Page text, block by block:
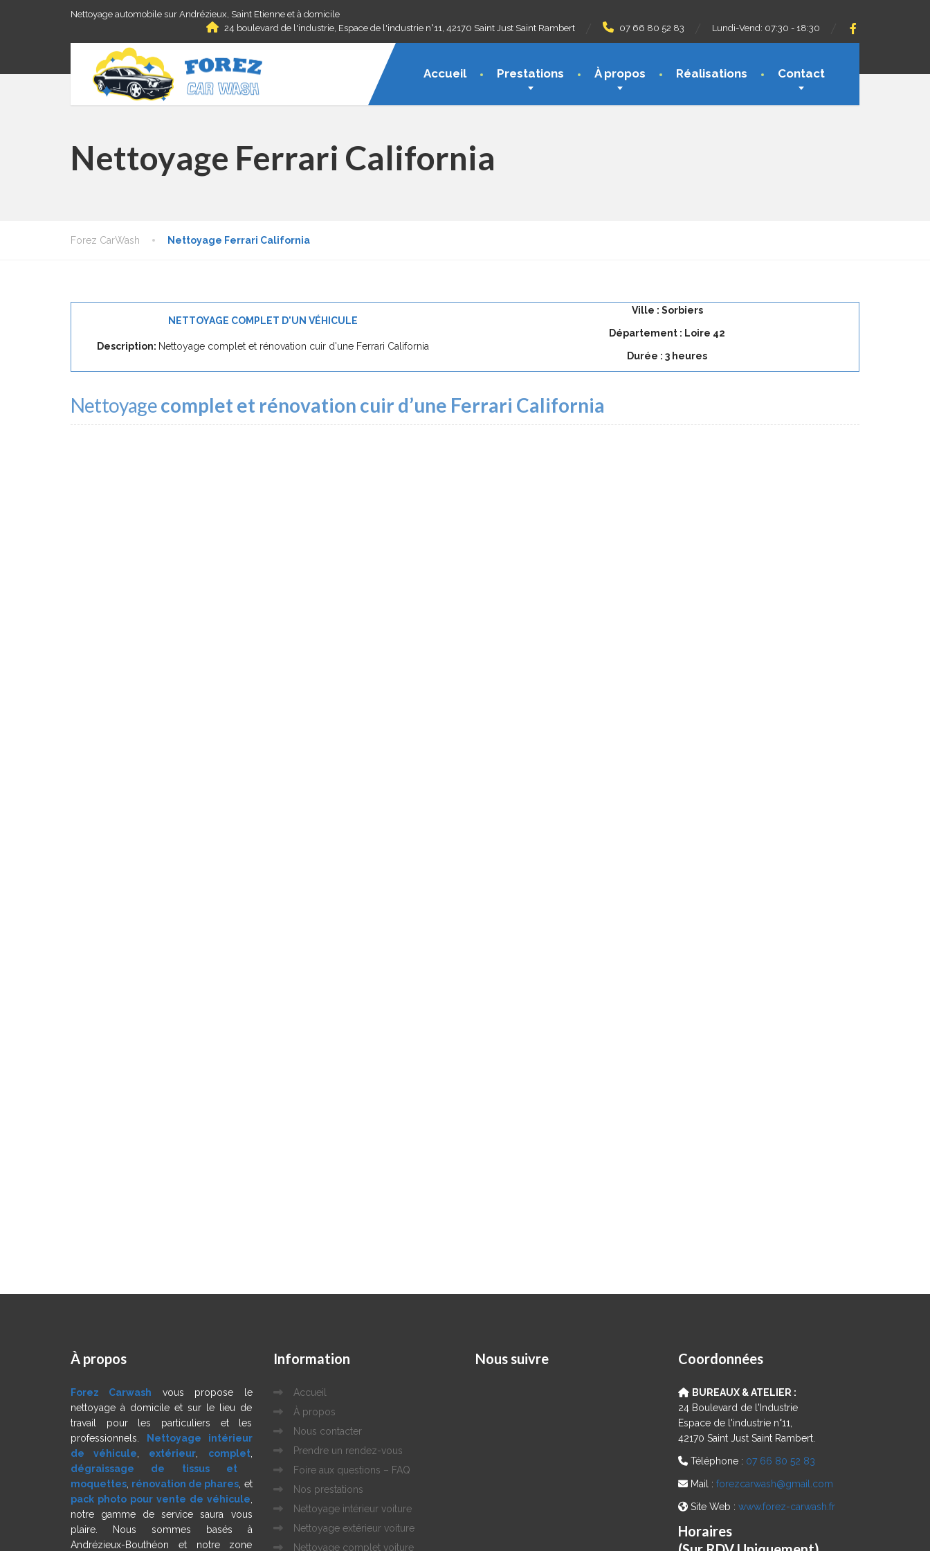
Nettoyage automobile sur Andrézieux, Saint Etienne et à domicile
24 boulevard de l'industrie, Espace de l'industrie n°11, 42170 Saint Just Saint Rambert
07 66 80 52 83 Lundi-Vend: 07:30 - 18:30
Accueil Prestations À propos Réalisations Contact
Nettoyage Ferrari California
Forez CarWash Nettoyage Ferrari California
NETTOYAGE COMPLET D'UN VÉHICULE
Description: Nettoyage complet et rénovation cuir d'une Ferrari California
Ville : Sorbiers
Département : Loire 42
Durée : 3 heures
Nettoyagecomplet et rénovation cuir d’une Ferrari California
À propos
Forez Carwash vous propose le
nettoyage à domicile et sur le lieu de
travail pour les particuliers et les
professionnels.
Nettoyage intérieur
de véhicule
extérieur complet,
dégraissage de tissus et
moquettes rénovation de phares , et
pack photo pour vente de véhicule
notre gamme de service saura vous
plaire. Nous sommes basés à
Andrézieux-Bouthéon et notre zone
Information
Accueil
À propos
Nous contacter
Prendre un rendez-vous
Foire aux questions – FAQ
Nos prestations
Nettoyage intérieur voiture
Nettoyage extérieur voiture
Nettoyage complet voiture
Nous suivre Coordonnées
BUREAUX & ATELIER :
24 Boulevard de l'Industrie
Espace de l'industrie n°11,
42170 Saint Just Saint Rambert.
Téléphone : 07 66 80 52 83
Mail : forezcarwash@gmail.com
Site Web : www.forez-carwash.fr
Horaires